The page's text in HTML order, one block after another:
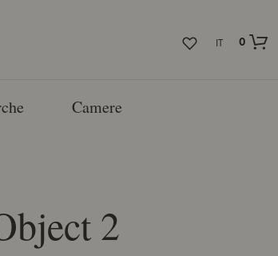
IT
0
Camere
2